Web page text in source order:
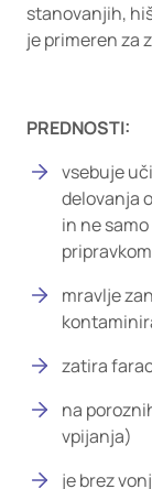
stanovanjih,
je primeren za
PREDNOSTI:
vsebuje
delovanja
in ne
pripravkom
mravlje
zatira
na
vpijanja)
je brez